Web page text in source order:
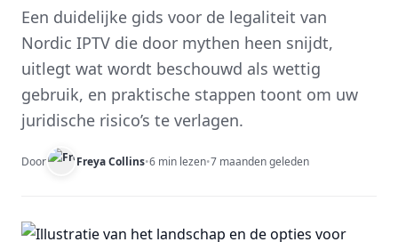
Een duidelijke gids voor de legaliteit van
Nordic IPTV die door mythen heen snijdt,
uitlegt wat wordt beschouwd als wettig
gebruik, en praktische stappen toont om uw
juridische risico’s te verlagen.
Door Freya Collins•6 min lezen•7 maanden geleden